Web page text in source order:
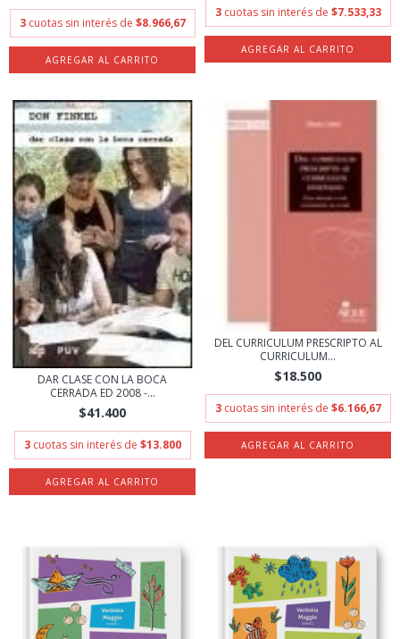
3 cuotas sin interés de $8.966,67
3 cuotas sin interés de $7.533,33
DAR CLASE CON LA BOCA
CERRADA ED 2008 -...
$41.400
3 cuotas sin interés de $13.800
DEL CURRICULUM PRESCRIPTO AL
CURRICULUM...
$18.500
3 cuotas sin interés de $6.166,67